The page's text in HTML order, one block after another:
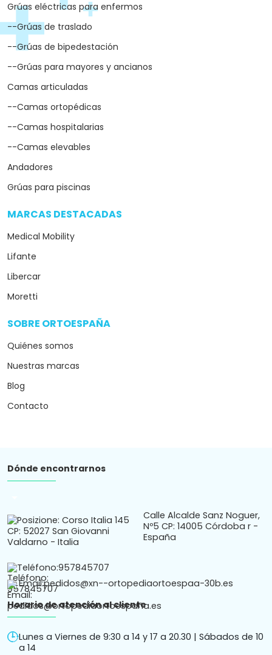
Grúas eléctricas para enfermos
--Grúas de traslado
--Grúas de bipedestación
--Grúas para mayores y ancianos
Camas articuladas
--Camas ortopédicas
--Camas hospitalarias
--Camas elevables
Andadores
Grúas para piscinas
MARCAS DESTACADAS
Medical Mobility
Lifante
Libercar
Moretti
SOBRE ORTOESPAÑA
Quiénes somos
Nuestras marcas
Blog
Contacto
Dónde encontrarnos
Calle Alcalde Sanz Noguer,
Nº5 CP: 14005 Córdoba r -
España
Teléfono:957845707
Email:pedidos@xn--ortopediaortoespaa-30b.es
Horario de atención al cliente
Lunes a Viernes de 9:30 a 14 y 17 a 20.30 | Sábados de 10
a 14